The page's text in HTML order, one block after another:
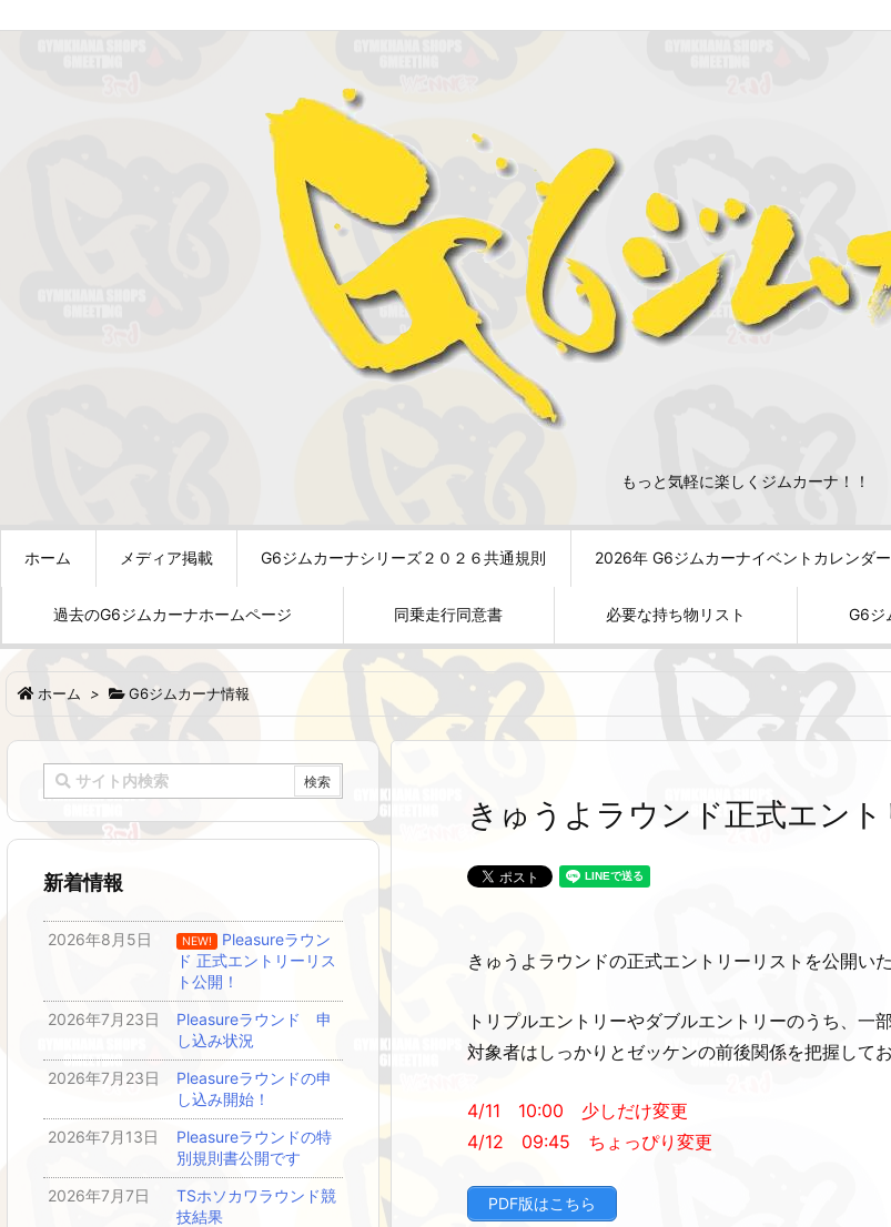
もっと気軽に楽しくジムカーナ！！
ホーム メディア掲載 G6ジムカーナシリーズ２０２６共通規則 2026年 G6ジムカーナイベントカレンダー
過去のG6ジムカーナホームページ 同乗走行同意書 必要な持ち物リスト G6ジ
ホーム > G6ジムカーナ情報
きゅうよラウンド正式エン
きゅうよラウンドの正式エントリーリストを公開いた
トリプルエントリーやダブルエントリーのうち、一
対象者はしっかりとゼッケンの前後関係を把握して
4/11 10:00 少しだけ変更
4/12 09:45 ちょっぴり変更
PDF版はこちら
新着情報
2026年8月5日 NEW! Pleasureラウン
ド 正式エントリーリス
ト公開！
2026年7月23日
Pleasureラウンド 申
し込み状況
2026年7月23日
Pleasureラウンドの申
し込み開始！
2026年7月13日
Pleasureラウンドの特
別規則書公開です
2026年7月7日
TSホソカワラウンド競
技結果